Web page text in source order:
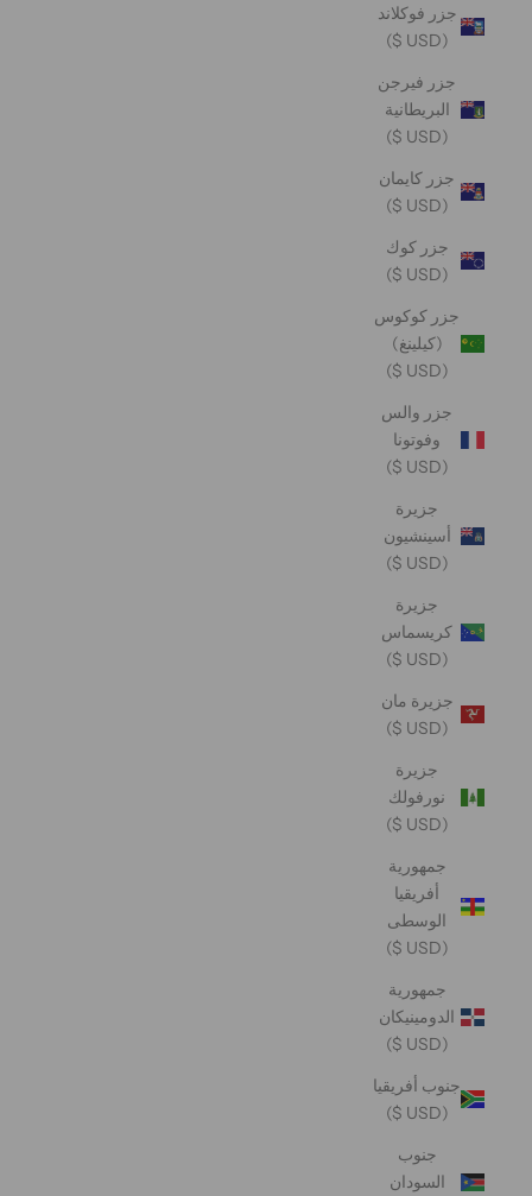
جزر فوكلاند
(USD $)
جزر فيرجن
البريطانية
(USD $)
جزر كايمان
(USD $)
جزر كوك
(USD $)
جزر كوكوس
(كيلينغ)
(USD $)
جزر والس
وفوتونا
(USD $)
جزيرة
أسينشيون
(USD $)
جزيرة
كريسماس
(USD $)
جزيرة مان
(USD $)
جزيرة
نورفولك
(USD $)
جمهورية
أفريقيا
الوسطى
(USD $)
جمهورية
الدومينيكان
(USD $)
جنوب أفريقيا
(USD $)
جنوب
السودان